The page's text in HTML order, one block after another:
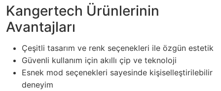
Kangertech Ürünlerinin
Avantajları
Çeşitli tasarım ve renk seçenekleri ile özgün estetik
Güvenli kullanım için akıllı çip ve teknoloji
Esnek mod seçenekleri sayesinde kişiselleştirilebilir
deneyim